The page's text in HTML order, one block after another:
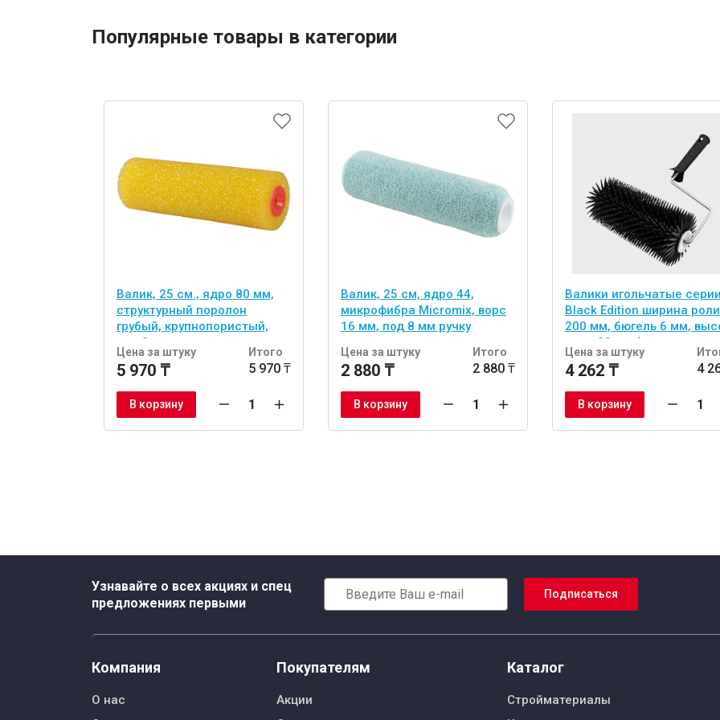
Популярные товары в категории
Валик, 25 см., ядро 80 мм,
структурный поролон
грубый, крупнопористый,
под 8 мм ручку.
Цена за штуку
5 970 ₸
Итого
5 970 ₸
В корзину
Валик, 25 см, ядро 44,
микрофибра Micromix, ворс
16 мм, под 8 мм ручку
Цена за штуку
2 880 ₸
Итого
2 880 ₸
В корзину
Валики игольчатые серии
Black Edition ширина
200 мм, бюгель 6 мм,
иглы 28 мм (для наливных
полов)
Цена за штуку
4 262 ₸ 4
В корзину
Узнавайте о всех акциях и спец
предложениях первыми
Подписаться
Компания
О нас
Покупателям
Акции
Каталог
Стройматериалы